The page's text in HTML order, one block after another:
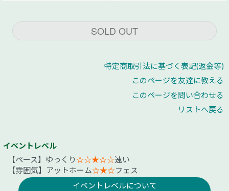
SOLD OUT
特定商取引法に基づく表記(返金等)
このページを友達に教える
このページを問い合わせる
リストへ戻る
イベントレベル
【ペース】ゆっくり☆☆★☆☆速い
【雰囲気】アットホーム☆★☆フェス
イベントレベルについて